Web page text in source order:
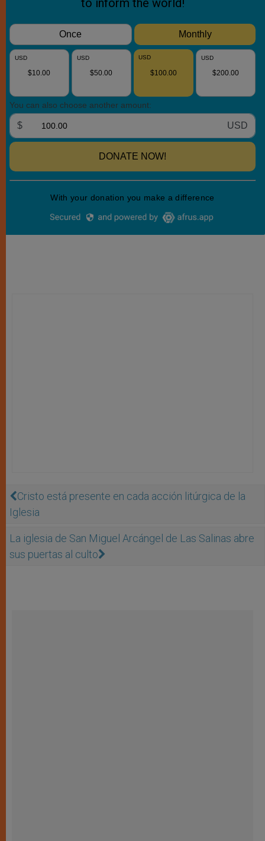
Cristo está presente en cada acción litúrgica de la
Iglesia
La iglesia de San Miguel Arcángel de Las Salinas abre
sus puertas al culto